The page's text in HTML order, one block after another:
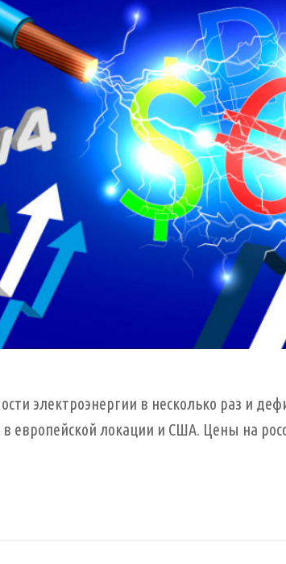
электроэнергии в несколько раз и
европейской локации и США. Цены на